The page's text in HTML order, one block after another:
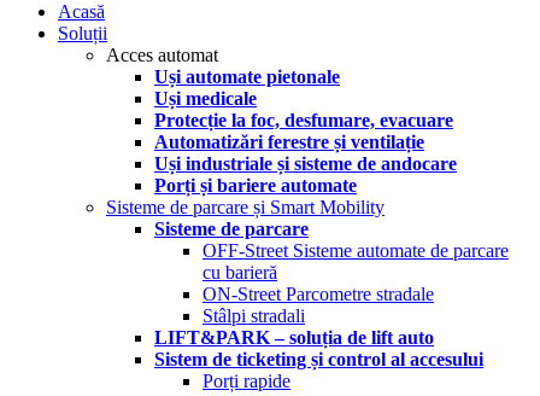
Acasă
Soluții
Acces automat
Uși automate pietonale
Uși medicale
Protecție la foc, desfumare, evacuare
Automatizări ferestre și ventilație
Uși industriale și sisteme de andocare
Porți și bariere automate
Sisteme de parcare și Smart Mobility
Sisteme de parcare
OFF-Street Sisteme automate de parcare
cu barieră
ON-Street Parcometre stradale
Stâlpi stradali
LIFT&PARK – soluția de lift auto
Sistem de ticketing și control al accesului
Porți rapide